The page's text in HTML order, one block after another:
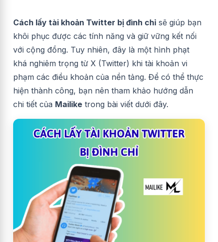
Cách lấy tài khoản Twitter bị đình chỉ sẽ giúp bạn
khôi phục được các tính năng và giữ vững kết nối
với cộng đồng. Tuy nhiên, đây là một hình phạt
khá nghiêm trọng từ X (Twitter) khi tài khoản vi
phạm các điều khoản của nền tảng. Để có thể thực
hiện thành công, bạn nên tham khảo hướng dẫn
chi tiết của Mailike trong bài viết dưới đây.